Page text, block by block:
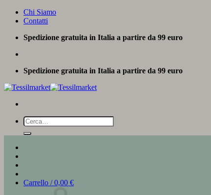
Salta
Chi Siamo
Contatti
Spedizione gratuita in Italia a partire da 99 euro
Spedizione gratuita in Italia a partire da 99 euro
Cerca:
Carrello /0,00 €